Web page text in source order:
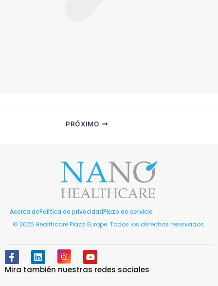
PRÓXIMO
Acerca dePolítica de privacidadPlazo de servicio
© 2025 Healthcare Plaza Europe. Todos los derechos reservados.
F
a
c
L
i
n
I
n
s
Y
o
u
Mira también nuestras redes sociales